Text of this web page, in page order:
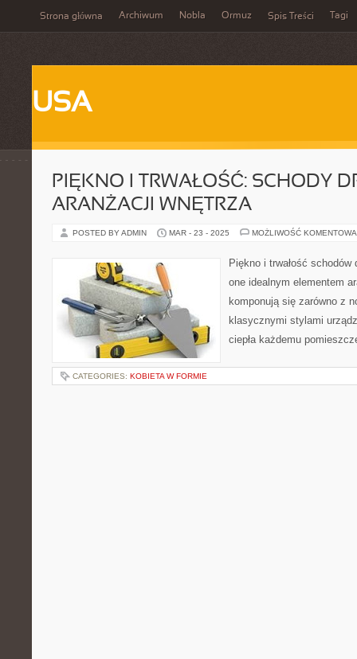
Strona główna Archiwum Nobla Ormuz Spis Treści Tagi
USA
PIĘKNO I TRWAŁOŚĆ: SCHODY
ARANŻACJI WNĘTRZA
POSTED BY ADMIN MAR - 23 - 2025 MOŻLIWOŚĆ
Piękno i trwałość
one idealnym elementem
komponują się zarówno z
klasycznymi stylami
ciepła każdemu
CATEGORIES: KOBIETA W FORMIE